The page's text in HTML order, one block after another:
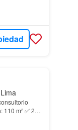
: 110 m² ✅ 2